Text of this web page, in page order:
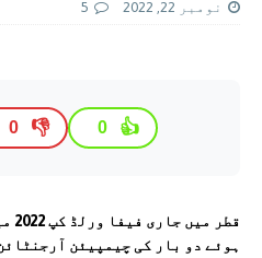
نومبر 22, 2022 5
👍
0
👎
0
ہوئے دو بار کی چیمپیئن